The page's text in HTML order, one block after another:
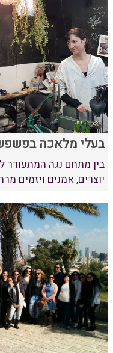
בעלי מלאכה
בין מתחם נגה
יוצרים, אמנים ויזמים